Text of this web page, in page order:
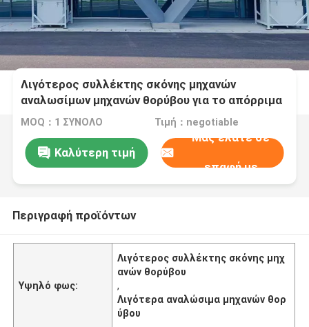
Λιγότερος συλλέκτης σκόνης μηχανών
αναλωσίμων μηχανών θορύβου για το απόρριμα
και τη σκουριά αργιλίου
MOQ：1 ΣΥΝΟΛΟ Τιμή：negotiable
Καλύτερη τιμή
Μας ελάτε σε
επαφή με
Περιγραφή προϊόντων
Υψηλό φως:
Λιγότερος συλλέκτης σκόνης μηχ
ανών θορύβου
,
Λιγότερα αναλώσιμα μηχανών θορ
ύβου